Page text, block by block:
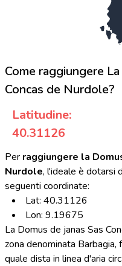
Come raggiungere
Concas de Nurdole?
Latitudine:
40.31126
Per raggiungere la
Nurdole, l'ideale è dotarsi
seguenti coordinate:
Lat: 40.31126
Lon: 9.19675
La Domus de janas Sas
zona denominata
quale dista in linea d'aria